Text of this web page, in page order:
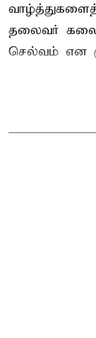
தலைவர்
செல்வம் என